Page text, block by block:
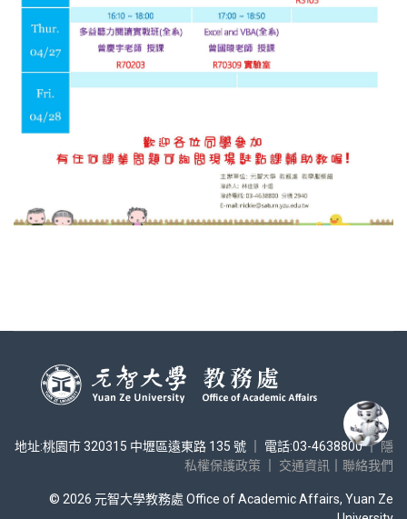
地址:桃園市 320315 中壢區遠東路 135 號 ｜ 電話:03-4638800 ｜隱
私權保護政策
交通資訊 聯絡我們
© 2026 元智大學教務處 Office of Academic Affairs, Yuan Ze